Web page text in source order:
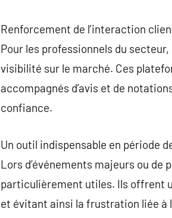
Renforcement de l’interaction
Pour les professionnels du
visibilité sur le marché. Ces
accompagnés d’avis et de
confiance.
Un outil indispensable en période
Lors d’événements majeurs ou de
particulièrement utiles. Ils offrent
et évitant ainsi la frustration liée à